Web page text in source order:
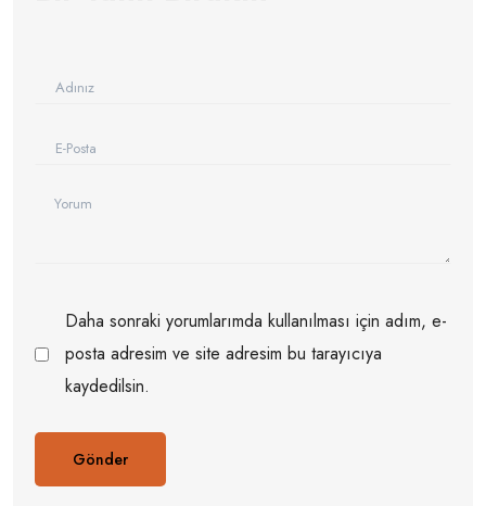
Daha sonraki yorumlarımda kullanılması için adım, e-
posta adresim ve site adresim bu tarayıcıya
kaydedilsin.